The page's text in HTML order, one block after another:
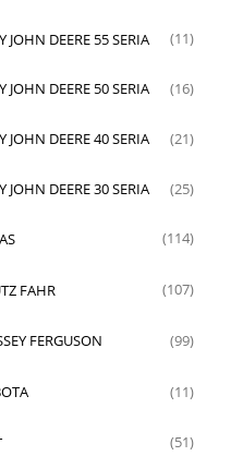
JOHN DEERE 55 SERIA (11)
JOHN DEERE 50 SERIA (16)
JOHN DEERE 40 SERIA (21)
JOHN DEERE 30 SERIA (25)
(114)
FAHR (107)
FERGUSON (99)
(11)
(51)